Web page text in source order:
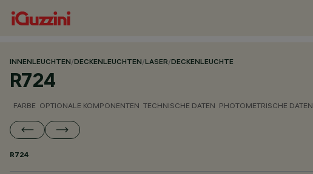
INNENLEUCHTEN/DECKENLEUCHTEN/LASER/DECKENLEUCHTE
R724
FARBE OPTIONALE KOMPONENTEN TECHNISCHE DATEN PHOTOMETRISCHE DATEN
R724